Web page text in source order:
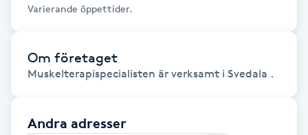
Fransförlängning Volym
Fransk manikyr
Fransrengöring
Frekvensterapi
Varierande öppettider.
Om företaget
Muskelterapispecialisten är verksamt i Svedala .
Andra adresser